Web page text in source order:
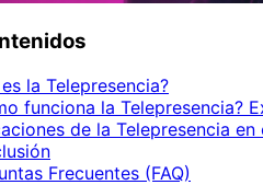
es la Telepresencia?
funciona la Telepresencia?
de la Telepresencia
Frecuentes (FAQ)